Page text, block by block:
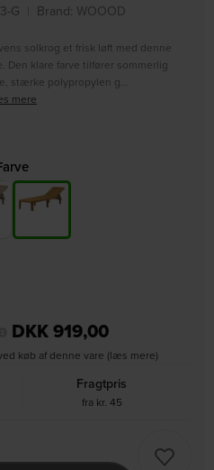
G Brand: WOOOD
solkrog et frisk løft med denne
Den klare farve tilfører sommerlig
stærke polypropylen g…
mere
DKK919,00
køb af denne vare (læs mere)
Fragtpris
fra kr. 45